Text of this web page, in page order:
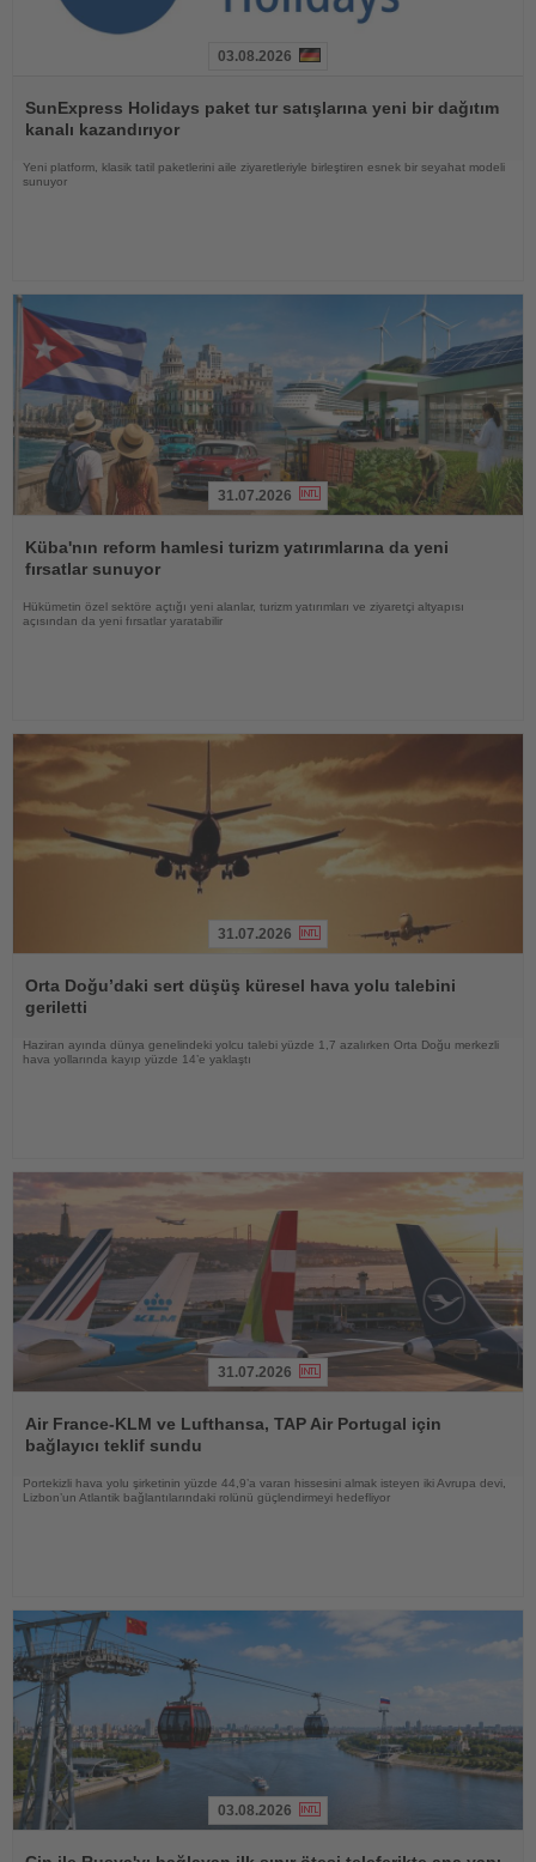
Oku
03.08.2026
SunExpress Holidays paket tur satışlarına yeni bir dağıtım
kanalı kazandırıyor
Yeni platform, klasik tatil paketlerini aile ziyaretleriyle birleştiren esnek bir seyahat modeli
sunuyor
Oku
31.07.2026
Küba'nın reform hamlesi turizm yatırımlarına da yeni
fırsatlar sunuyor
Hükümetin özel sektöre açtığı yeni alanlar, turizm yatırımları ve ziyaretçi altyapısı
açısından da yeni fırsatlar yaratabilir
Oku
31.07.2026
Orta Doğu’daki sert düşüş küresel hava yolu talebini
geriletti
Haziran ayında dünya genelindeki yolcu talebi yüzde 1,7 azalırken Orta Doğu merkezli
hava yollarında kayıp yüzde 14’e yaklaştı
Oku
31.07.2026
Air France-KLM ve Lufthansa, TAP Air Portugal için
bağlayıcı teklif sundu
Portekizli hava yolu şirketinin yüzde 44,9’a varan hissesini almak isteyen iki Avrupa devi,
Lizbon’un Atlantik bağlantılarındaki rolünü güçlendirmeyi hedefliyor
03.08.2026